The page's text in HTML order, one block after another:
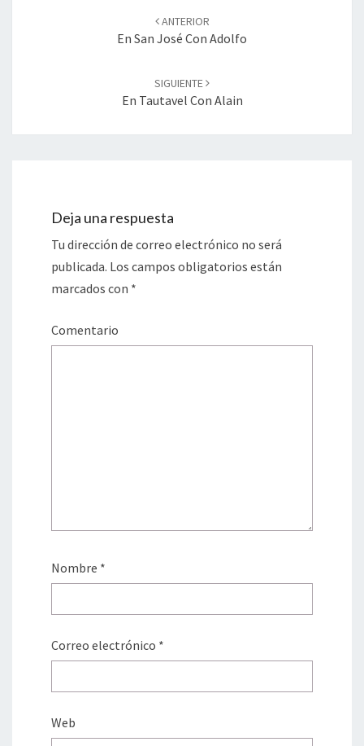
ANTERIOR
En San José Con Adolfo
SIGUIENTE
En Tautavel Con Alain
Deja una respuesta
Tu dirección de correo electrónico no será
publicada. Los campos obligatorios están
marcados con *
Comentario
Nombre *
Correo electrónico *
Web